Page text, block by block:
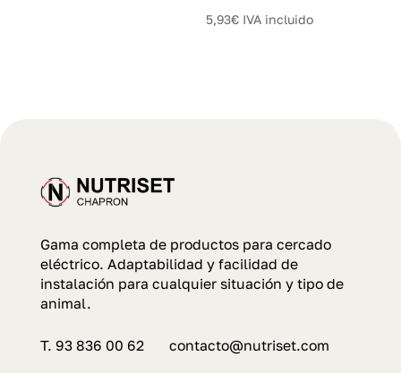
5,93€ IVA incluido
Gama completa de productos para cercado
eléctrico. Adaptabilidad y facilidad de
instalación para cualquier situación y tipo de
animal.
T. 93 836 00 62 contacto@nutriset.com